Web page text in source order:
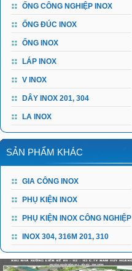
ỐNG CÔNG NGHIỆP INOX
ỐNG ĐÚC INOX
ỐNG INOX
LÁP INOX
V INOX
DÂY INOX 201, 304
LA INOX
SẢN PHẨM KHÁC
GIA CÔNG INOX
PHỤ KIỆN INOX
PHỤ KIỆN INOX CÔNG NGHIỆP
INOX 304, 316M 201, 310